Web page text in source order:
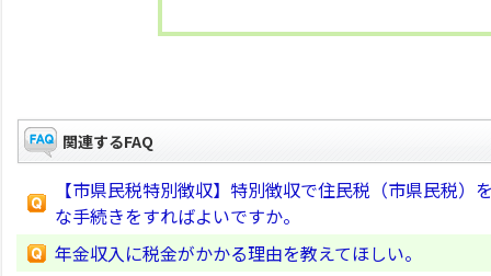
関連するFAQ
【市県民税特別徴収】特別徴収で住民税（市県民税
な手続きをすればよいですか。
年金収入に税金がかかる理由を教えてほしい。